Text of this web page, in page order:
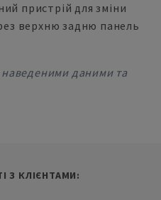
пристрій для зміни
верхню задню панель
наведеними даними та
З КЛІЄНТАМИ: